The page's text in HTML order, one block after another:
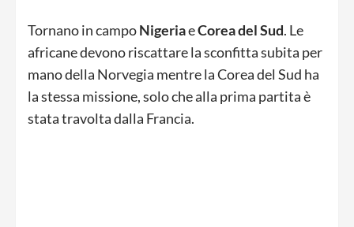
Tornano in campoNigeriaeCoreadelSud. Le
africane devono riscattare la sconfitta subita per
mano della Norvegia mentre la Corea del Sud ha
la stessa missione, solo che alla prima partita è
stata travolta dalla Francia.